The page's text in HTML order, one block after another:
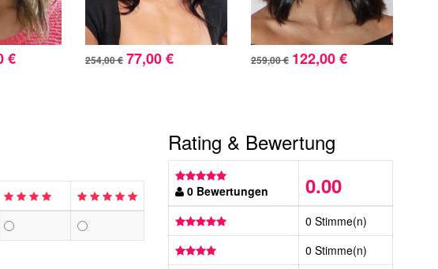
€ 254,00 € 77,00 € 259,00 € 122,00 €
Rating & Bewertung
0 Bewertungen 0.00
0 Stimme(n)
0 Stimme(n)